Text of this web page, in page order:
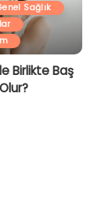
Sağlık
Birlikte Baş